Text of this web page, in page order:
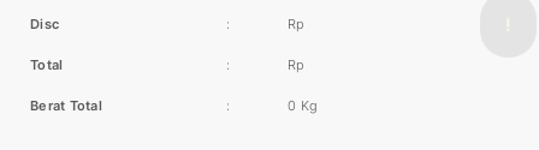
Disc : Rp
Total : Rp
Berat Total : 0 Kg